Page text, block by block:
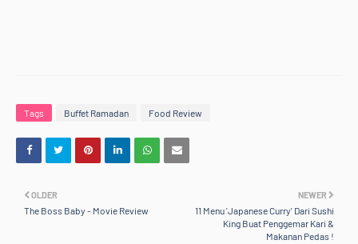
Tags Buffet Ramadan Food Review
NEWER
11 Menu 'Japanese Curry' Dari Sushi
King Buat Penggemar Kari &
Makanan Pedas !
OLDER
The Boss Baby - Movie Review